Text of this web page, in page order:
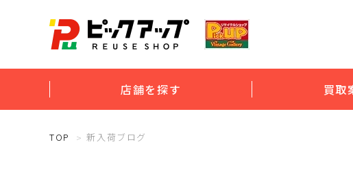
店舗を探す 買取
TOP 新入荷ブログ